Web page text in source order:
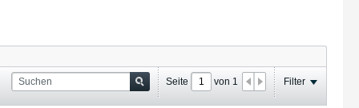
Seite von 1 Filter